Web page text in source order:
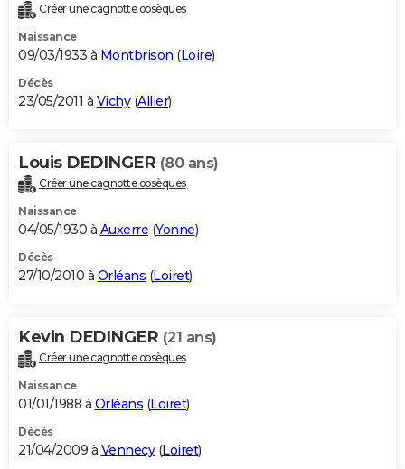
Créer une cagnotte obsèques
Naissance
09/03/1933 à Montbrison (Loire)
Décès
23/05/2011 à Vichy(Allier)
Louis DEDINGER (80 ans)
Créer une cagnotte obsèques
Naissance
04/05/1930 à Auxerre (Yonne)
Décès
27/10/2010 à Orléans (Loiret)
Kevin DEDINGER (21 ans)
Créer une cagnotte obsèques
Naissance
01/01/1988 à Orléans (Loiret)
Décès
21/04/2009 à Vennecy(Loiret)